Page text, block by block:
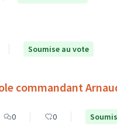
Soumise au vote
commandant
0 0